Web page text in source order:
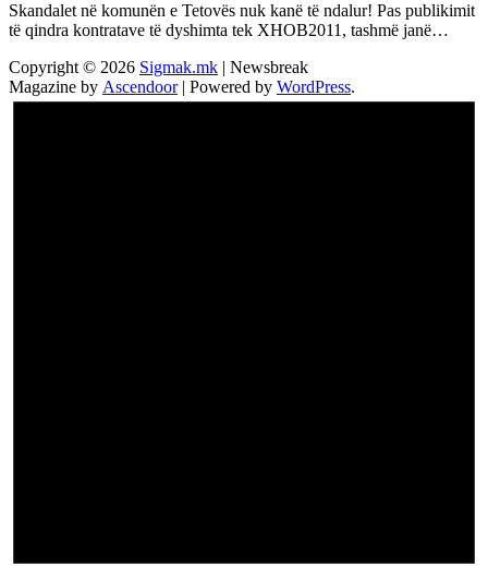
Skandalet në komunën e Tetovës nuk kanë të ndalur! Pas publikimit
të qindra kontratave të dyshimta tek XHOB2011, tashmë janë…
Copyright © 2026 Sigmak.mk | Newsbreak
Magazine by Ascendoor| Powered by WordPress.